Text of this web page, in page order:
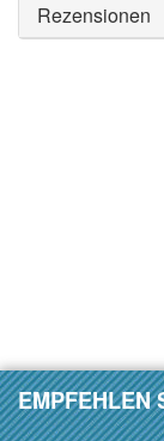
Rezensionen
EMPFEHLEN